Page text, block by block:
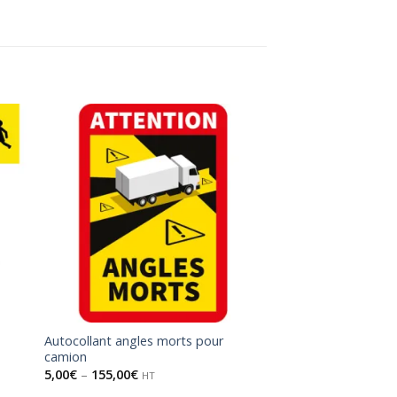
wishlist
Autocollant angles morts pour
camion
5,00€– 155,00€ HT